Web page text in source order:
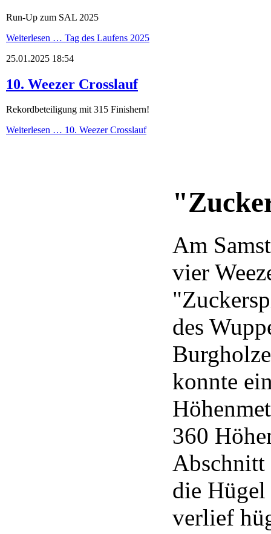
Run-Up zum SAL 2025
Weiterlesen … Tag des Laufens 2025
25.01.2025 18:54
10. Weezer Crosslauf
Rekordbeteiligung mit 315 Finishern!
Weiterlesen … 10. Weezer Crosslauf
Am
vier
des
konnte
360
Abschnitt
die
verlief